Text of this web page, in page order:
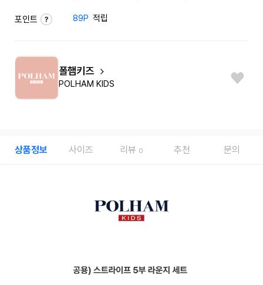
포인트 89P 적립
폴햄키즈
POLHAM KIDS
상품정보 사이즈 리뷰 0 추천 문의